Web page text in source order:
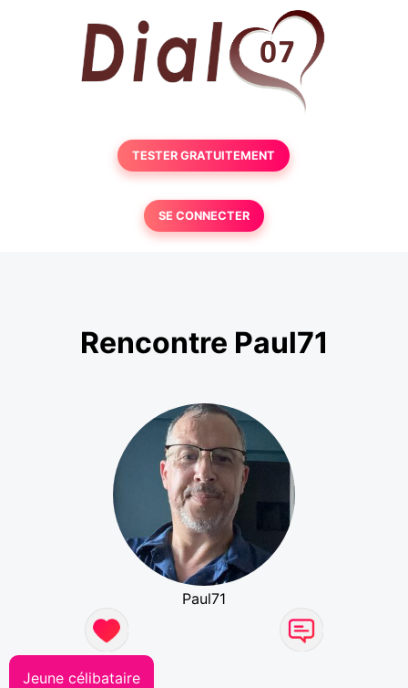
TESTER GRATUITEMENT
SE CONNECTER
Rencontre Paul71
Paul71
Jeune célibataire